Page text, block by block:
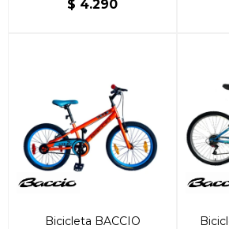
$ 4.290
Bicicleta BACCIO